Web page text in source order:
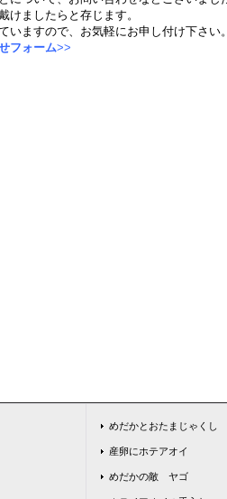
⇒お問い合わせ
めだかとおたまじゃくし